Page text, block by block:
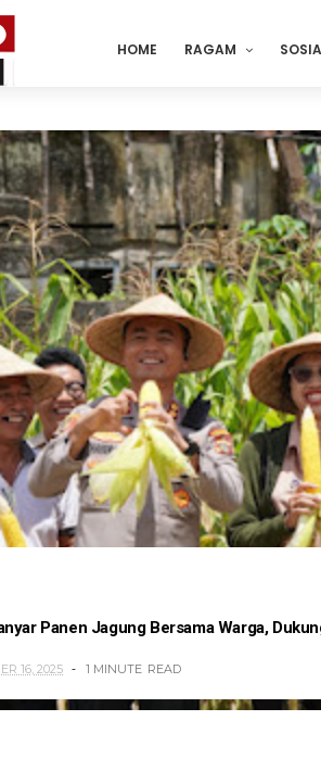
HOME RAGAM
Panen Jagung Bersama Warga,
16, 2025 1 MINUTE READ